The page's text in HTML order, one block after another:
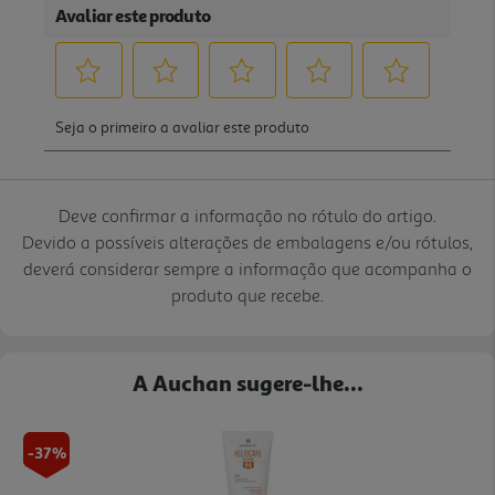
Deve confirmar a informação no rótulo do artigo.
Devido a possíveis alterações de embalagens e/ou rótulos,
deverá considerar sempre a informação que acompanha o
produto que recebe.
A Auchan sugere-lhe...
-37%